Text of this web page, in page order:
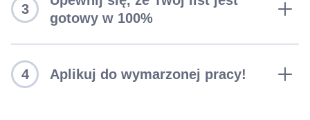
3
gotowy w 100%
4 Aplikuj do wymarzonej pracy!